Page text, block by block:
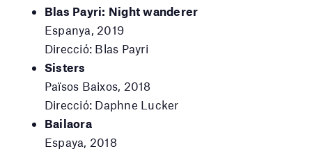
Blas Payri: Night wanderer
Espanya, 2019
Direcció: Blas Payri
Sisters
Països Baixos, 2018
Direcció: Daphne Lucker
Bailaora
Espaya, 2018